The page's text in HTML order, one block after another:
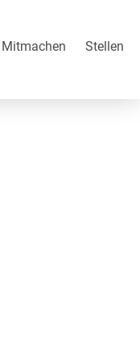
Mitmachen Stellen